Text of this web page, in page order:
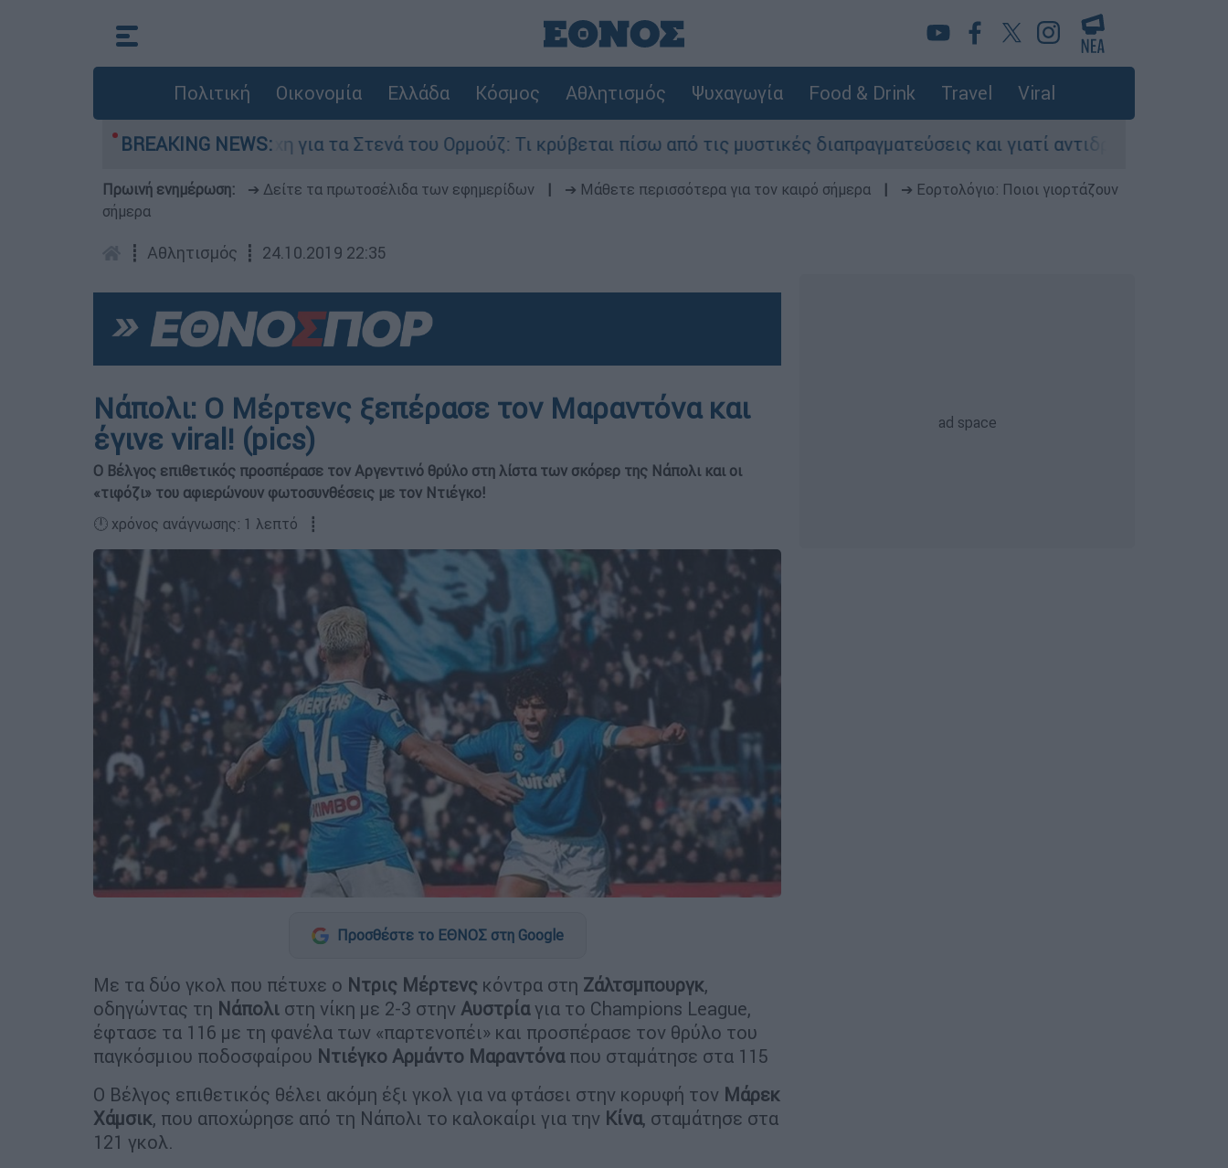
Πολιτική Οικονομία Ελλάδα Κόσμος Αθλητισμός Ψυχαγωγία Food & Drink Travel Viral
BREAKING NEWS:
Η μάχη για τα Στενά του Ορμούζ: Τι κρύβεται πίσω από τις μυστικές διαπραγματεύσεις και γιατί αντιδρούν οι ΗΠΑ
Πρωινή ενημέρωση: ➔ Δείτε τα πρωτοσέλιδα των εφημερίδων ➔ Μάθετε περισσότερα για τον καιρό σήμερα
➔ Εορτολόγιο: Ποιοι γιορτάζουν
σήμερα
┋ Αθλητισμός ┋ 24.10.2019 22:35
Νάπολι: Ο Μέρτενς ξεπέρασε τον Μαραντόνα και
έγινε viral! (pics)
Ο Βέλγος επιθετικός προσπέρασε τον Αργεντινό θρύλο στη λίστα των σκόρερ της Νάπολι και οι
«τιφόζι» του αφιερώνουν φωτοσυνθέσεις με τον Ντιέγκο!
🕛 χρόνος ανάγνωσης: 1 λεπτό ┋
Προσθέστε το ΕΘΝΟΣ στη Google
Με τα δύο γκολ που πέτυχε ο Ντρις Μέρτενς κόντρα στη Ζάλτσμπουργκ,
οδηγώντας τη Νάπολι στη νίκη με 2-3 στην Αυστρίαγια το Champions League,
έφτασε τα 116 με τη φανέλα των «παρτενοπέι» και προσπέρασε τον θρύλο του
παγκόσμιου ποδοσφαίρου Ντιέγκο Αρμάντο Μαραντόναπου σταμάτησε στα 115
Ο Βέλγος επιθετικός θέλει ακόμη έξι γκολ για να φτάσει στην κορυφή τον Μάρεκ
Χάμσικ, που αποχώρησε από τη Νάπολι το καλοκαίρι για την Κίνα, σταμάτησε στα
121 γκολ.